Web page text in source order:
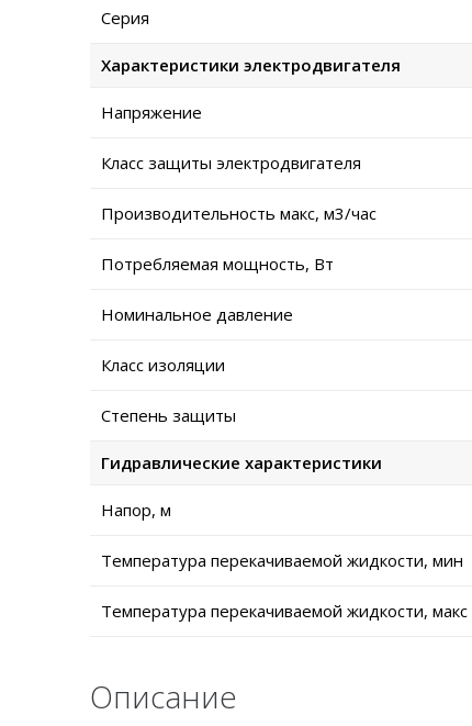
Серия
Характеристики электродвигателя
Напряжение
Класс защиты электродвигателя
Производительность макс, м3/час
Потребляемая мощность, Вт
Номинальное давление
Класс изоляции
Степень защиты
Гидравлические характеристики
Напор, м
Температура перекачиваемой жидкости, мин
Температура перекачиваемой жидкости, макс
Описание